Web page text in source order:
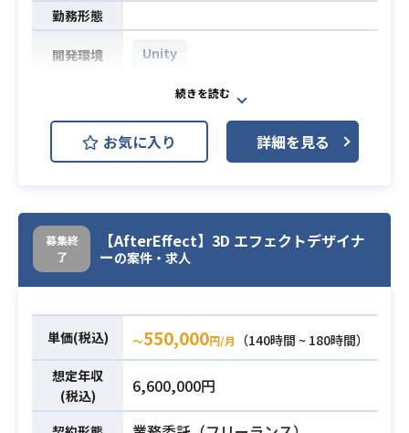
勤務形態
開発環境 Unity
新規又は既存ソーシャルゲームの演
出制作
・ゲームの演出制作経験（スマート
ー問わない）
お気に入り 詳細を見る
募集終
了
【AfterEffect】3D エフェクトデザイナ
ーの案件・求人
単価(税込) 〜550,000円/月
（140時間 ~ 180時間）
想定年収
(税込)
6,600,000円